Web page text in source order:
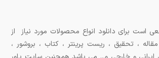
است برای دانلود انواع محصولات مورد نیاز از
، تحقیق ، ریست پرینتر ، کتاب ، بروشور ،